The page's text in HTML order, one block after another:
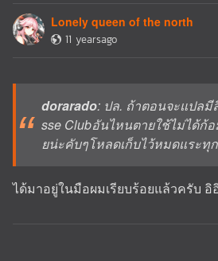
Lonely queen of the north
11 yearsago
dorarado: ปล. ถ้าตอนจะแปลมี
sse Clubอันไหนตายใช้ไม่ได้ก้
ยน่ะคับๆโหลดเก็บไว้หมดแระทุ
ได้มาอยู่ในมือผมเรียบร้อยแล้วครับ อิ